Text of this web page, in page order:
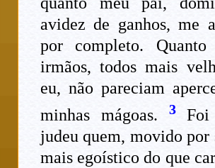
avidez de ganhos, me
por completo. Quanto
irmãos, todos mais
eu, não pareciam
minhas mágoas.
3Foi
judeu quem, movido por
mais egoístico do que